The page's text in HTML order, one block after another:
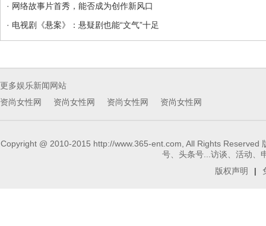
· 网络故事片首秀，能否成为创作新风口
· 电视剧《悬案》：悬疑剧也能“文气”十足
更多娱乐新闻网站
资尚女性网
资尚女性网 资尚女性网 资尚女性网
Copyright @ 2010-2015 http://www.365-ent.com, All Rights
号、头条号...访谈、活动、
版权声明
|